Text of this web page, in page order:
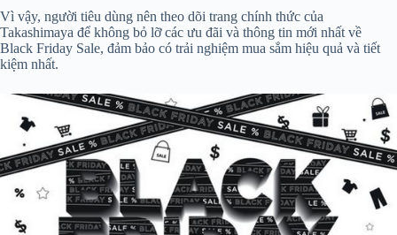
Vì vậy, người tiêu dùng nên theo dõi trang chính thức của
Takashimaya để không bỏ lỡ các ưu đãi và thông tin mới nhất về
Black Friday Sale, đảm bảo có trải nghiệm mua sắm hiệu quả và tiết
kiệm nhất.